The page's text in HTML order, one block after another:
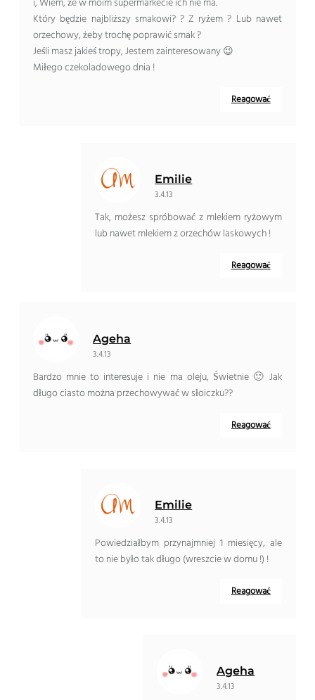
Który będzie najbliższy smakowi? ? Z ryżem ? Lub nawet
orzechowy, żeby trochę poprawić smak ?
Jeśli masz jakieś tropy, Jestem zainteresowany 😉
Miłego czekoladowego dnia !
Reagować
Emilie
3.4.13
Tak, możesz spróbować z mlekiem ryżowym
lub nawet mlekiem z orzechów laskowych !
Reagować
Ageha
3.4.13
Bardzo mnie to interesuje i nie ma oleju, Świetnie 🙂 Jak
długo ciasto można przechowywać w słoiczku??
Reagować
Emilie
3.4.13
Powiedziałbym przynajmniej 1 miesięcy, ale
to nie było tak długo (wreszcie w domu !) !
Reagować
Ageha
3.4.13